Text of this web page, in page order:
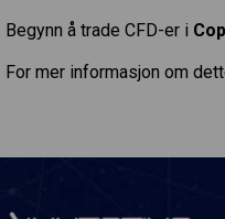
Begynn å trade CFD-er i
For mer informasjon om